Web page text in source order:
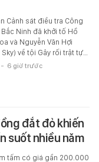
Cảnh sát điều tra Công
Bắc Ninh đã khởi tố Hồ
và Nguyễn Văn Hợi
Sky) về tội Gây rối trật tự…
- 6 giờ trước
đắt đỏ khiến
suốt nhiều năm
tấm có giá gần 200.000